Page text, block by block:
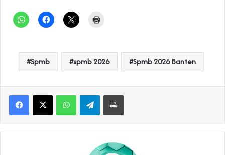
Spmb spmb 2026 Spmb 2026 Banten
WhatsAppTelegramPrint